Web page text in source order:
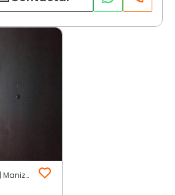
LOS LAURELES Zona Urbana | Norte | Manizales